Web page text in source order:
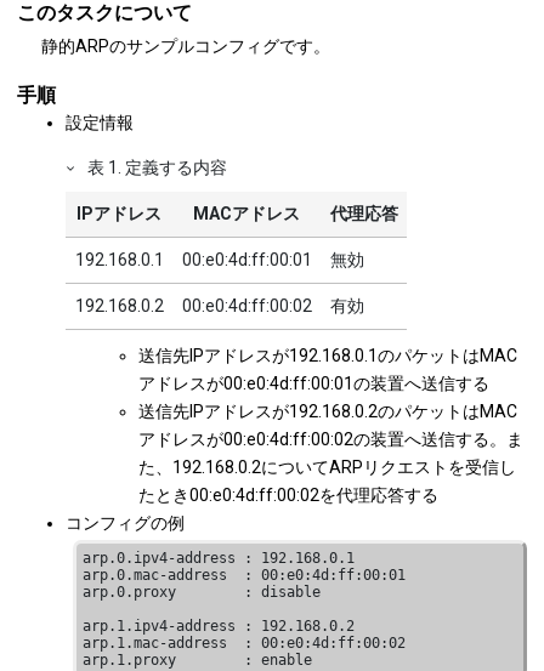
このタスクについて
静的ARPのサンプルコンフィグです。
手順
設定情報
表 1 定義する内容
IPアドレス MACアドレス 代理応答
192.168.0.1 00:e0:4d:ff:00:01 無効
192.168.0.2 00:e0:4d:ff:00:02 有効
送信先IPアドレスが192.168.0.1のパケットはMAC
アドレスが00:e0:4d:ff:00:01の装置へ送信する
送信先IPアドレスが192.168.0.2のパケットはMAC
アドレスが00:e0:4d:ff:00:02の装置へ送信する。ま
た、192.168.0.2についてARPリクエストを受信し
たとき00:e0:4d:ff:00:02を代理応答する
コンフィグの例
arp.0.ipv4-address : 192.168.0.1
arp.0.mac-address  : 00:e0:4d:ff:00:01
arp.0.proxy        : disable
arp.1.ipv4-address : 192.168.0.2
arp.1.mac-address  : 00:e0:4d:ff:00:02
arp.1.proxy        : enable